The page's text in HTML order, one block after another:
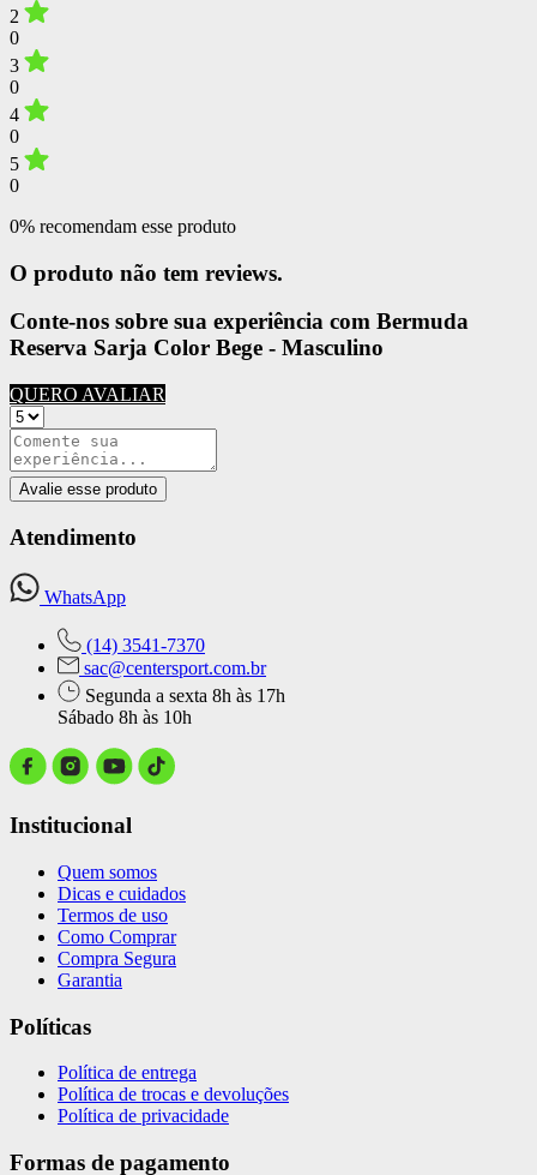
2
0
3
0
4
0
5
0
0% recomendam esse produto
O produto não tem reviews.
Conte-nos sobre sua experiência com Bermuda
Reserva Sarja Color Bege - Masculino
QUERO AVALIAR
Avalie esse produto
Atendimento
WhatsApp
(14) 3541-7370
sac@centersport.com.br
Segunda a sexta 8h às 17h
Sábado 8h às 10h
Institucional
Quem somos
Dicas e cuidados
Termos de uso
Como Comprar
Compra Segura
Garantia
Políticas
Política de entrega
Política de trocas e devoluções
Política de privacidade
Formas de pagamento